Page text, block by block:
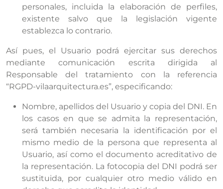
personales, incluida la elaboración de perfiles,
existente salvo que la legislación vigente
establezca lo contrario.
Así pues, el Usuario podrá ejercitar sus derechos
mediante comunicación escrita dirigida al
Responsable del tratamiento con la referencia
“RGPD-vilaarquitectura.es”, especificando:
Nombre, apellidos del Usuario y copia del DNI. En
los casos en que se admita la representación,
será también necesaria la identificación por el
mismo medio de la persona que representa al
Usuario, así como el documento acreditativo de
la representación. La fotocopia del DNI podrá ser
sustituida, por cualquier otro medio válido en